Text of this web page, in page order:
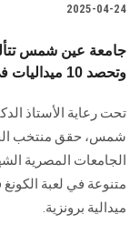
2025-04-24
جامعة عين شمس
وتحصد 10 ميداليات في الكونغ فو
تحت رعاية الأستاذ
شمس، حقق منتخب
ميدالية برونزية.